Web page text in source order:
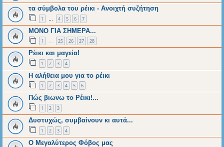
τα σύμβολα του ρέικι - Ανοιχτή συζήτηση
1 … 4 5 6 7
ΜΟΝΟ ΓΙΑ ΣΗΜΕΡΑ...
1 25 26 27 28
Ρέικι και μαγεία!
1 2 3 4
Η αλήθεια μου για το ρέικι
1 2 3 4 5 6
Πώς βιωνω το Ρέικι!...
1 2 3
Δυστυχώς, συμβαίνουν κι αυτά...
1 2 3 4
Ο Μεγαλύτερος Φόβος μας